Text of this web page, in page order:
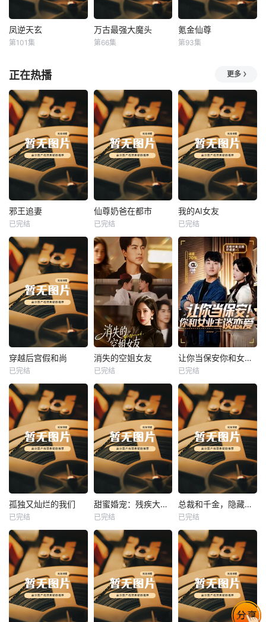
凤逆天玄
凤逆天玄
第101集
万古最强大魔头
万古最强大魔头
第66集
氪金仙尊
氪金仙尊
第93集
正在热播 更多
热播
邪王追妻
未知
邪王追妻
已完结
热播
未知
仙尊奶爸在都市
已完结
热播
我的AI女友
未知
我的AI女友
已完结
热播
未知
穿越后宫假和尚
已完结
热播
未知
消失的空姐女友
已完结
热播
未知
让你当保安你和女业主谈恋爱
已完结
热播
未知
孤独又灿烂的我们
已完结
热播
未知
甜蜜婚宠：残疾大佬夜夜撩
已完结
热播
未知
总裁和千金，隐藏身份闪婚了
已完结